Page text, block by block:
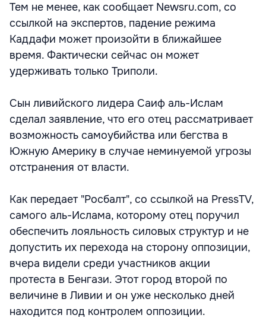
Тем не менее, как сообщает Newsru.com, со
ссылкой на экспертов, падение режима
Каддафи может произойти в ближайшее
время. Фактически сейчас он может
удерживать только Триполи.
Сын ливийского лидера Саиф аль-Ислам
сделал заявление, что его отец рассматривает
возможность самоубийства или бегства в
Южную Америку в случае неминуемой угрозы
отстранения от власти.
Как передает "Росбалт", со ссылкой на PressTV,
самого аль-Ислама, которому отец поручил
обеспечить лояльность силовых структур и не
допустить их перехода на сторону оппозиции,
вчера видели среди участников акции
протеста в Бенгази. Этот город второй по
величине в Ливии и он уже несколько дней
находится под контролем оппозиции.